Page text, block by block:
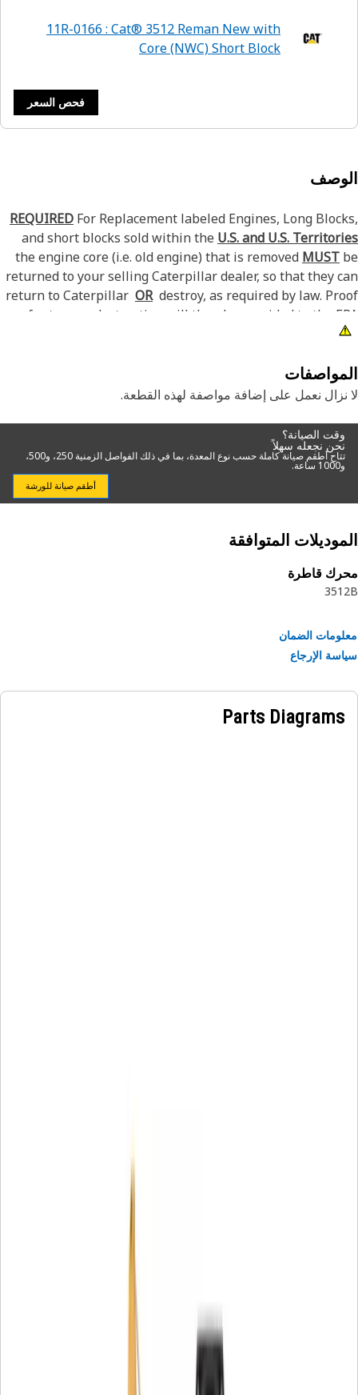
11R-0166 : Cat® 3512 Reman New with
Core (NWC) Short Block
فحص السعر
REQUIREDFor Replacement labeled Engines, Long
and short blocks sold within theU.S. and U.S.
the engine core (i.e. old engine) that is removedMUST
returned to your selling Caterpillar dealer, so that they
return to CaterpillarORdestroy, as required by law.
of return or destruction will then be provided to the
and or California ARB if required. See PELJ1301
نعمل على إضافة مواصفة لهذه القطعة.
وقت الصيانة؟
نحن نجعله سهلاً
تتاح أطقم صيانة كاملة حسب نوع المعدة، بما في ذلك الفواصل الزمنية 250، و500،
أطقم صيانة للورشة
المتوافقة
قاطرة
الضمان
الإرجاع
Parts Diagrams